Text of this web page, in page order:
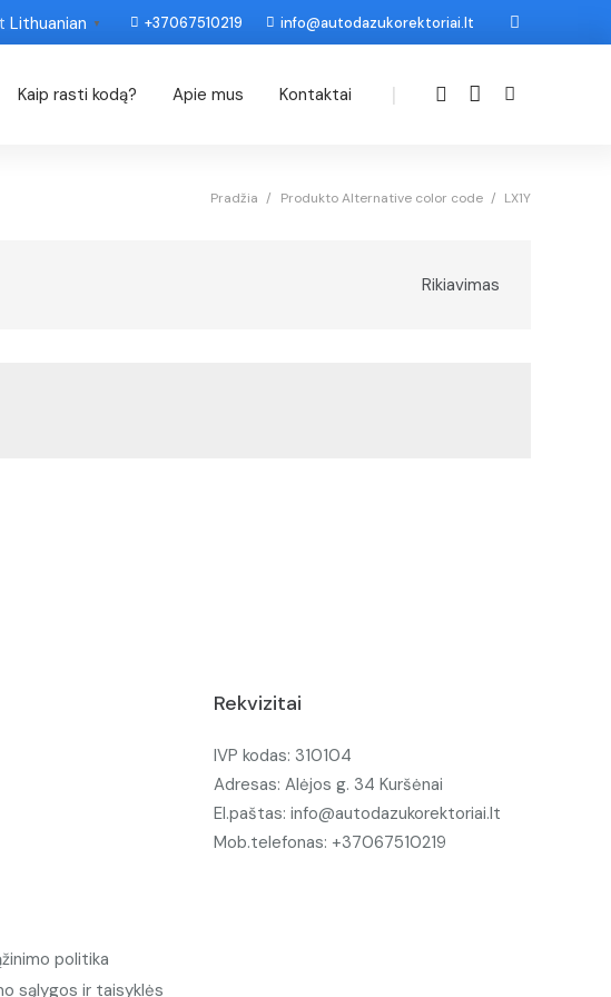
Lithuanian ▼ +37067510219 info@autodazukorektoriai.lt
Kaip rasti kodą? Apie mus Kontaktai |
Pradžia / Produkto Alternative color code / LX1Y
Rikiavimas
politika
sąlygos ir taisyklės
Rekvizitai
IVP kodas: 310104
Adresas: Alėjos g. 34 Kuršėnai
El.paštas: info@autodazukorektoriai.lt
Mob.telefonas: +37067510219